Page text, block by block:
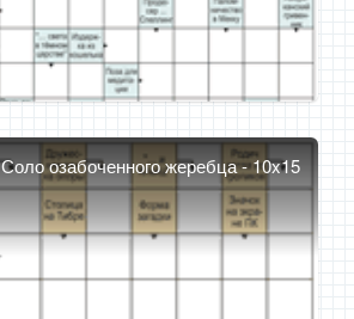
Соло озабоченного жеребца - 10x15